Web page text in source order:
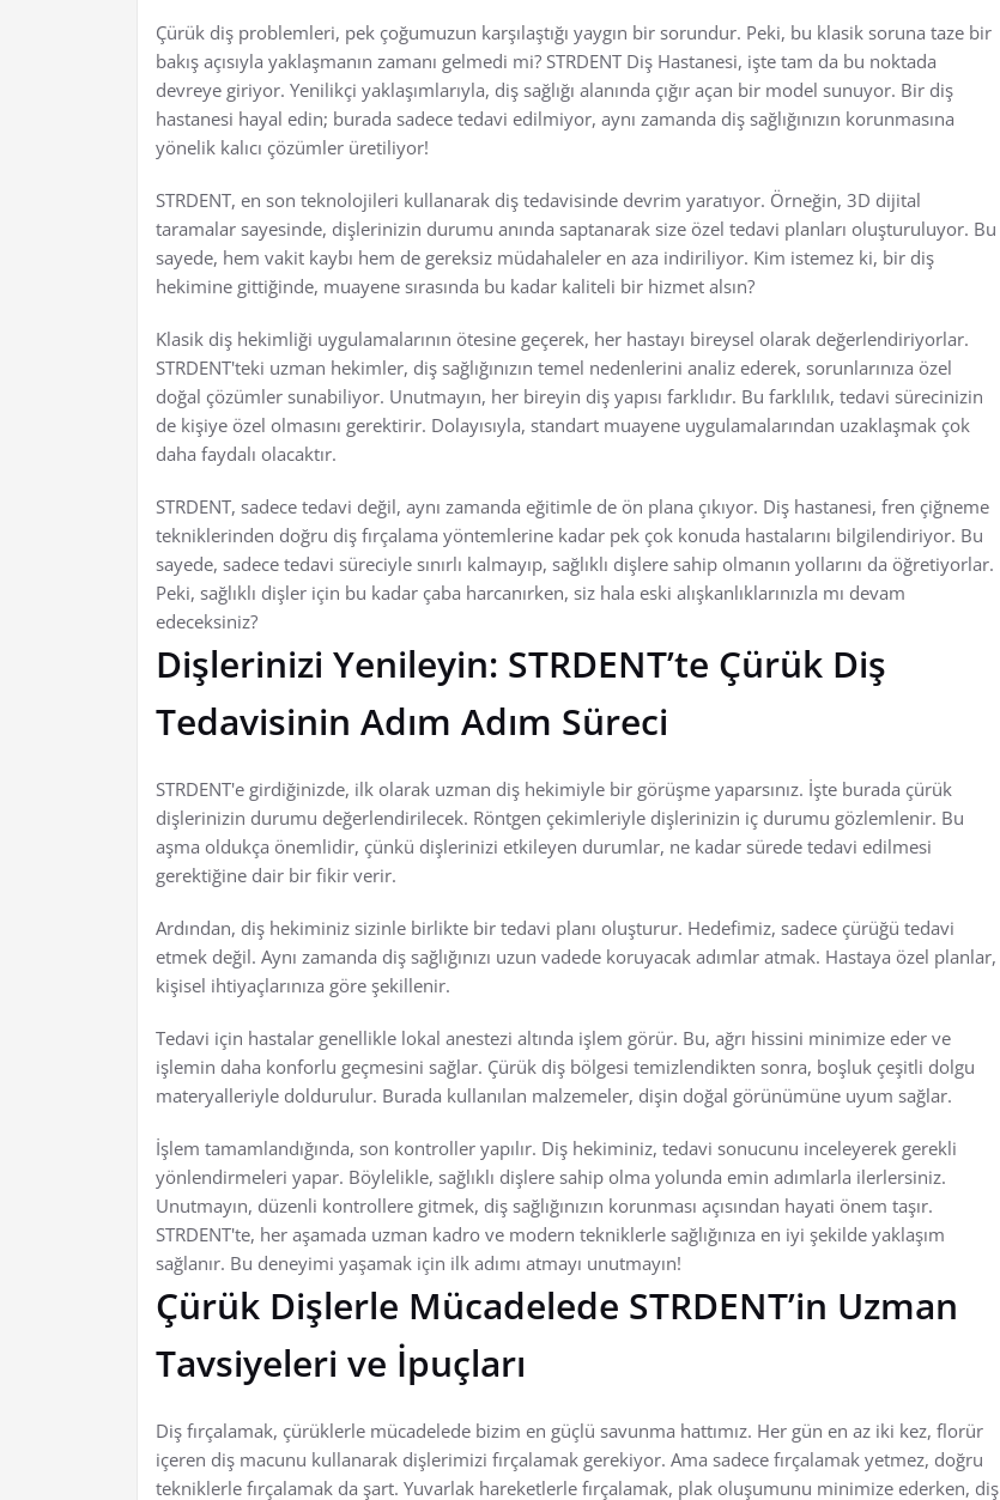
Çürük diş problemleri, pek çoğumuzun karşılaştığı yaygın bir sorundur. Peki, bu klasik soruna taze bir
bakış açısıyla yaklaşmanın zamanı gelmedi mi? STRDENT Diş Hastanesi, işte tam da bu noktada
devreye giriyor. Yenilikçi yaklaşımlarıyla, diş sağlığı alanında çığır açan bir model sunuyor. Bir diş
hastanesi hayal edin; burada sadece tedavi edilmiyor, aynı zamanda diş sağlığınızın korunmasına
yönelik kalıcı çözümler üretiliyor!
STRDENT, en son teknolojileri kullanarak diş tedavisinde devrim yaratıyor. Örneğin, 3D dijital
taramalar sayesinde, dişlerinizin durumu anında saptanarak size özel tedavi planları oluşturuluyor. Bu
sayede, hem vakit kaybı hem de gereksiz müdahaleler en aza indiriliyor. Kim istemez ki, bir diş
hekimine gittiğinde, muayene sırasında bu kadar kaliteli bir hizmet alsın?
Klasik diş hekimliği uygulamalarının ötesine geçerek, her hastayı bireysel olarak değerlendiriyorlar.
STRDENT'teki uzman hekimler, diş sağlığınızın temel nedenlerini analiz ederek, sorunlarınıza özel
doğal çözümler sunabiliyor. Unutmayın, her bireyin diş yapısı farklıdır. Bu farklılık, tedavi sürecinizin
de kişiye özel olmasını gerektirir. Dolayısıyla, standart muayene uygulamalarından uzaklaşmak çok
daha faydalı olacaktır.
STRDENT, sadece tedavi değil, aynı zamanda eğitimle de ön plana çıkıyor. Diş hastanesi, fren çiğneme
tekniklerinden doğru diş fırçalama yöntemlerine kadar pek çok konuda hastalarını bilgilendiriyor. Bu
sayede, sadece tedavi süreciyle sınırlı kalmayıp, sağlıklı dişlere sahip olmanın yollarını da öğretiyorlar.
Peki, sağlıklı dişler için bu kadar çaba harcanırken, siz hala eski alışkanlıklarınızla mı devam
edeceksiniz?
Dişlerinizi Yenileyin: STRDENT’te Çürük Diş
Tedavisinin Adım Adım Süreci
STRDENT'e girdiğinizde, ilk olarak uzman diş hekimiyle bir görüşme yaparsınız. İşte burada çürük
dişlerinizin durumu değerlendirilecek. Röntgen çekimleriyle dişlerinizin iç durumu gözlemlenir. Bu
aşma oldukça önemlidir, çünkü dişlerinizi etkileyen durumlar, ne kadar sürede tedavi edilmesi
gerektiğine dair bir fikir verir.
Ardından, diş hekiminiz sizinle birlikte bir tedavi planı oluşturur. Hedefimiz, sadece çürüğü tedavi
etmek değil. Aynı zamanda diş sağlığınızı uzun vadede koruyacak adımlar atmak. Hastaya özel planlar,
kişisel ihtiyaçlarınıza göre şekillenir.
Tedavi için hastalar genellikle lokal anestezi altında işlem görür. Bu, ağrı hissini minimize eder ve
işlemin daha konforlu geçmesini sağlar. Çürük diş bölgesi temizlendikten sonra, boşluk çeşitli dolgu
materyalleriyle doldurulur. Burada kullanılan malzemeler, dişin doğal görünümüne uyum sağlar.
İşlem tamamlandığında, son kontroller yapılır. Diş hekiminiz, tedavi sonucunu inceleyerek gerekli
yönlendirmeleri yapar. Böylelikle, sağlıklı dişlere sahip olma yolunda emin adımlarla ilerlersiniz.
Unutmayın, düzenli kontrollere gitmek, diş sağlığınızın korunması açısından hayati önem taşır.
STRDENT'te, her aşamada uzman kadro ve modern tekniklerle sağlığınıza en iyi şekilde yaklaşım
sağlanır. Bu deneyimi yaşamak için ilk adımı atmayı unutmayın!
Çürük Dişlerle Mücadelede STRDENT’in Uzman
Tavsiyeleri ve İpuçları
Diş fırçalamak, çürüklerle mücadelede bizim en güçlü savunma hattımız. Her gün en az iki kez, florür
içeren diş macunu kullanarak dişlerimizi fırçalamak gerekiyor. Ama sadece fırçalamak yetmez, doğru
tekniklerle fırçalamak da şart. Yuvarlak hareketlerle fırçalamak, plak oluşumunu minimize ederken, diş